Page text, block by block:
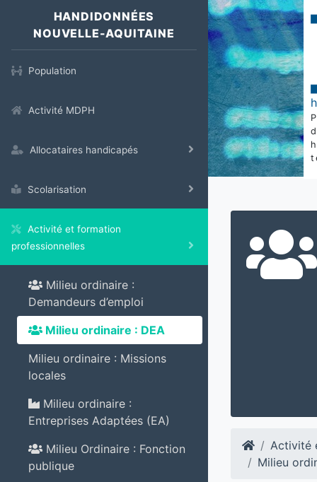
HANDIDONNÉES
NOUVELLE-AQUITAINE
Population
Activité MDPH
Allocataires handicapés
Scolarisation
Activité et formation
professionnelles
Milieu ordinaire :
Demandeurs d’emploi
Milieu ordinaire : DEA
Milieu ordinaire : Missions
locales
Milieu ordinaire :
Entreprises Adaptées (EA)
Milieu Ordinaire : Fonction
publique
Activité
Milieu